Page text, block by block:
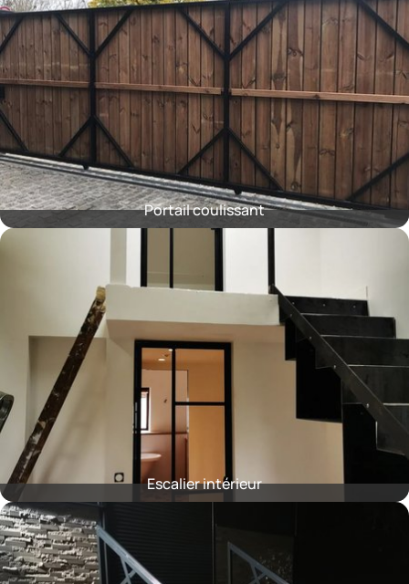
Portail coulissant
Escalier intérieur